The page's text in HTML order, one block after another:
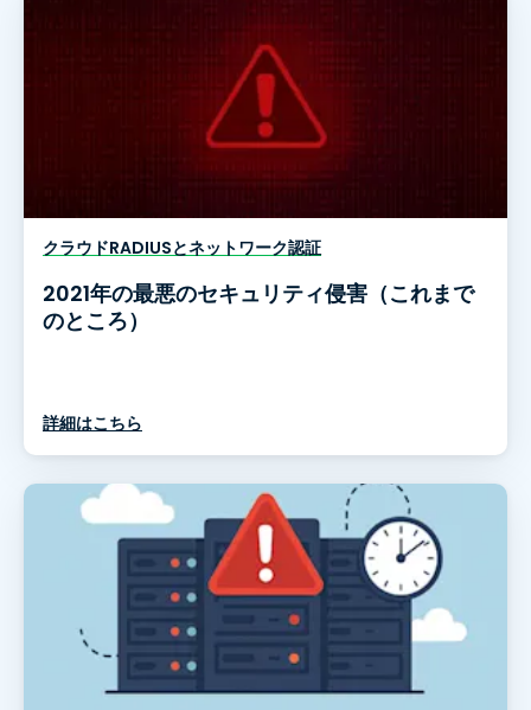
クラウドRADIUSとネットワーク認証
2021年の最悪のセキュリティ侵害（これまで
のところ）
詳細はこちら